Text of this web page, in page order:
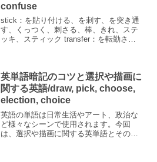
confuse
stick：を貼り付ける、を刺す、を突き通
す、くっつく、刺さる、棒、きれ、ステ
ッキ、スティック transfer：を転勤させ
英単語暗記のコツと選択や描画に
関する英語/draw, pick, choose,
election, choice
英語の単語は日常生活やアート、政治な
ど様々なシーンで使用されます。今回
は、選択や描画に関する英単語とその意